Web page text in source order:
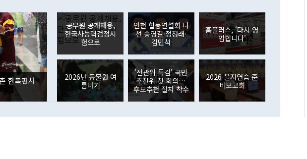
이 9월 러시아 블라디보스토크에서 열리는 '동방경제포럼(EEF)'을 언급하
며 "정부 차원에서 (참석을) 검토하고 있다"고 발언한 데 대해서도 조 장관
은 "그것은 외교부의 몫"이라며 "아직 거기까지 진도가 나가지 않았다"고
잘랐다. 정 장관이 이날 소개한 대북 구상과 설명은 정부 내 조율을 거치지
않았다는 점에서 문제가 있다. 특히 주적 표현 대체와 국호 사용, 9·19 군
사합의 복원, 4자회담 추진 등은 통일부 장관이 결정할 사안이 아니어서 월
권이라는 지적이 나오고 있다. 이 대통령은 정 장관의 업무보고를 듣고 난
뒤 "여기 업무보고에 발표했다고 승인난 건 아니다"라고 재차 확인했다. 정
부의 한 소식통은 "정 장관의 발언 내용은 대부분 국가안전보장회의(NSC)
를 거쳐 결정된 사안이 아닌 정 장관의 개인적 생각에 가깝다"며 "안보 관
련 부처 장관이 정부의 공식 정책이 아닌 사안을 추진하겠다고 업무보고를
하고 대통령의 면전에서 '국군통수권자가 나서야 한다'고 주장한 것은 심각
였던 올해 3월(369억9000만달러)을 넘어선 것이다. 직접투자에서는 내국
인의 해외투자가 80억1000만달러, 외국인의 국내투자가 46억3000만달러
각각 증가했다. 증권투자에서는 외국인의 국내 주식 매도세가 이어졌다. 외
국인의 국내 주식 투자는 차익실현 매도 등의 영향으로 316억1000만달러
감소하며 전월(-310억5000만달러)에 이어 역대 최대 순매도 기록을 다시
경신했다. 외국인의 국내 채권투자는 세계국채지수(WGBI) 자금 유입에도
분기 말 만기도래 영향으로 증가 폭이 줄어든 52억9000만달러를 기록했
다. 내국인의 해외 증권투자는 주식을 중심으로 35억6000만달러 증가했
다. eoyn2@newspim.com
한복판서
공무원 공개채용,
한국사능력검정시
험으로
인천 합동연설회 나
선 송영길·정청래·
김민석
홈플러스, '다시 영
업합니다'
2026년 동물원 여
름나기
'선관위 특검' 국민
추천위 첫 회의…
후보추천 절차 착수
2026 을지연습 준
비보고회